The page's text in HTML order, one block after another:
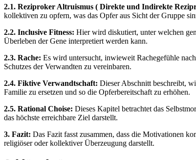
2.1. Reziproker Altruismus ( Direkte und Indirekte
kollektiven zu opfern, was das Opfer aus Sicht der Gruppe
2.2. Inclusive Fitness: Hier wird diskutiert, unter welchen
Überleben der Gene interpretiert werden kann.
2.3. Rache: Es wird untersucht, inwieweit Rachegefühle
Schutzes der Verwandten zu vereinbaren.
2.4. Fiktive Verwandtschaft: Dieser Abschnitt beschreibt,
Familie zu ersetzen und so die Opferbereitschaft zu erhöhen.
2.5. Rational Choise: Dieses Kapitel betrachtet das
das höchste erreichbare Ziel darstellt.
3. Fazit: Das Fazit fasst zusammen, dass die Motivationen
religiöser oder kollektiver Überzeugung darstellt.